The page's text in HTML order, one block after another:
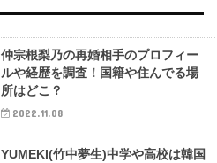
仲宗根梨乃の再婚相手のプロフィー
ルや経歴を調査！国籍や住んでる場
所はどこ？
2022.11.08
YUMEKI(竹中夢生)中学や高校は韓国